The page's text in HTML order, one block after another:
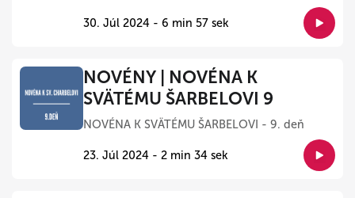
30. Júl 2024 - 6 min 57 sek
NOVÉNY | NOVÉNA K
SVÄTÉMU ŠARBELOVI 9
NOVÉNA K SVÄTÉMU ŠARBELOVI - 9. deň
23. Júl 2024 - 2 min 34 sek